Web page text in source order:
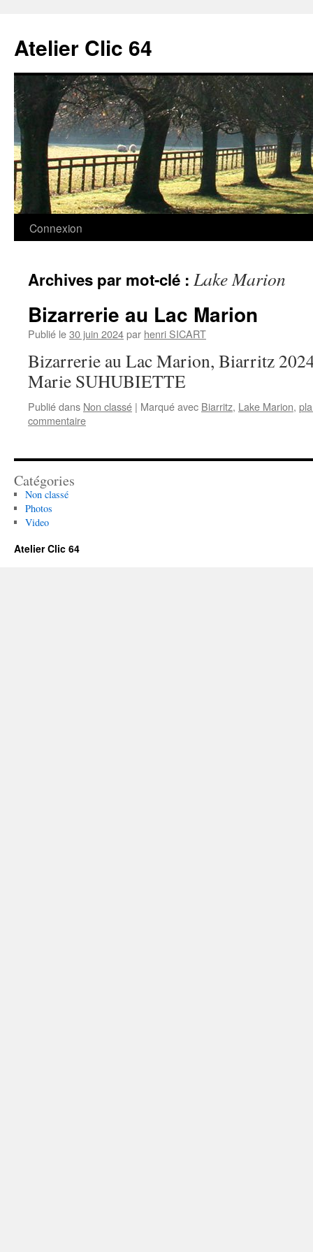
contenu
Atelier Clic 64
Connexion
Archives par mot-clé : Lake Marion
Bizarrerie au Lac Marion
Publié le30 juin 2024par henri SICART
Bizarrerie au Lac Marion, Biarritz
Marie SUHUBIETTE
Publié dans Non classé | Marqué avec Biarritz, Lake Marion,
commentaire
Catégories
Non classé
Photos
Video
Atelier Clic 64